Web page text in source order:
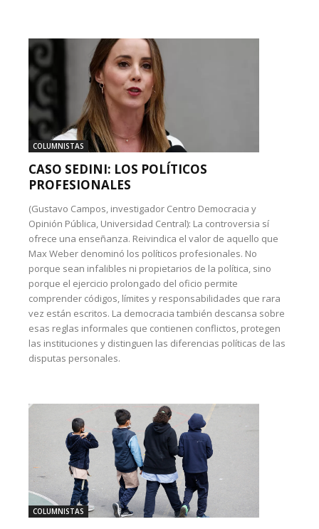
COLUMNISTAS
CASO SEDINI: LOS POLÍTICOS
PROFESIONALES
(Gustavo Campos, investigador Centro Democracia y
Opinión Pública, Universidad Central): La controversia sí
ofrece una enseñanza. Reivindica el valor de aquello que
Max Weber denominó los políticos profesionales. No
porque sean infalibles ni propietarios de la política, sino
porque el ejercicio prolongado del oficio permite
comprender códigos, límites y responsabilidades que rara
vez están escritos. La democracia también descansa sobre
esas reglas informales que contienen conflictos, protegen
las instituciones y distinguen las diferencias políticas de las
disputas personales.
COLUMNISTAS